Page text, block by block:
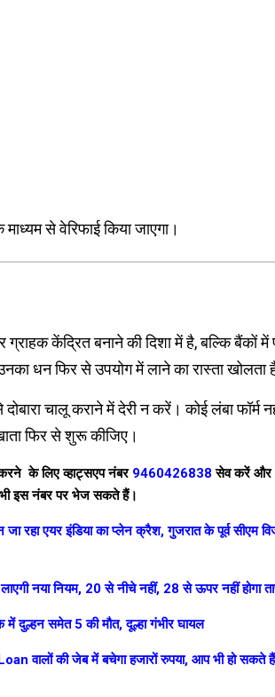
से वेरिफाई किया जाएगा।
केंद्रित बनाने की दिशा में है, बल्कि बैंकों में
धन फिर से उपयोग में लाने का रास्ता खोलता
चालू कराने में देरी न करें।कोई लंबा फॉर्म
फिर से शुरू कीजिए ।
के लिए व्हाट्सएप नंबर 9460426838 सेव करेंऔर
इस नंबर पर भेज सकते हैं।
रहा एयर इंडिया का प्लेन क्रैश, गुजरात के पूर्व सीएम
नया नियम, 20 से नीचे नहीं, 28 से ऊपर नहीं होगा
दुल्हन समेत 5 की मौत, दूल्हा गंभीर घायल
वालों की जेब में बचेगा हजारों रुपया, आप भी हो सकते